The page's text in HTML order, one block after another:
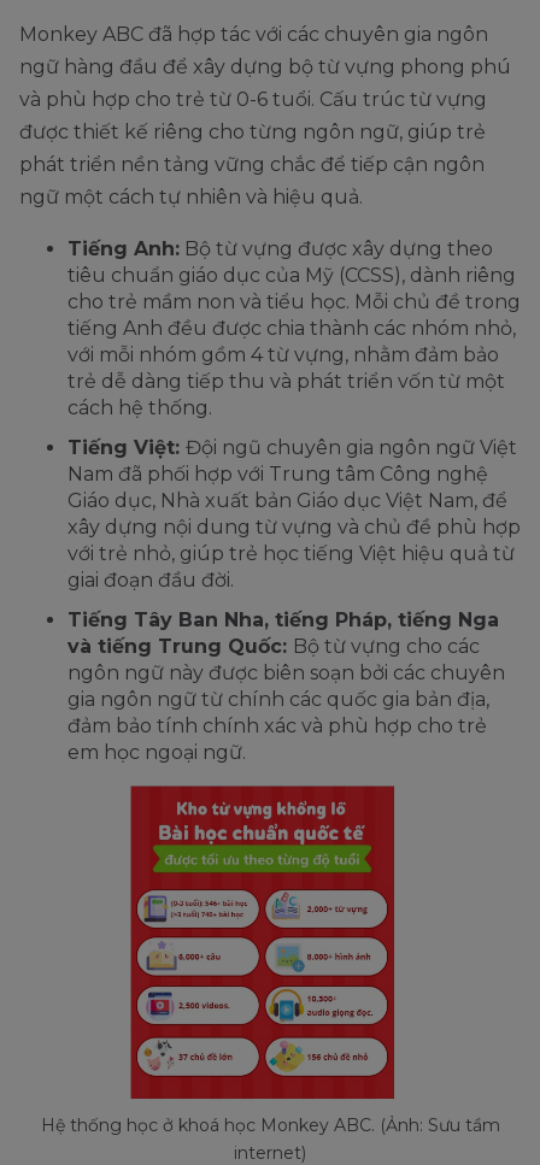
Monkey ABC đã hợp tác với các chuyên gia ngôn
ngữ hàng đầu để xây dựng bộ từ vựng phong phú
và phù hợp cho trẻ từ 0-6 tuổi. Cấu trúc từ vựng
được thiết kế riêng cho từng ngôn ngữ, giúp trẻ
phát triển nền tảng vững chắc để tiếp cận ngôn
ngữ một cách tự nhiên và hiệu quả.
Tiếng Anh: Bộ từ vựng được xây dựng theo
tiêu chuẩn giáo dục của Mỹ (CCSS), dành riêng
cho trẻ mầm non và tiểu học. Mỗi chủ đề trong
tiếng Anh đều được chia thành các nhóm nhỏ,
với mỗi nhóm gồm 4 từ vựng, nhằm đảm bảo
trẻ dễ dàng tiếp thu và phát triển vốn từ một
cách hệ thống.
Tiếng Việt: Đội ngũ chuyên gia ngôn ngữ Việt
Nam đã phối hợp với Trung tâm Công nghệ
Giáo dục, Nhà xuất bản Giáo dục Việt Nam, để
xây dựng nội dung từ vựng và chủ đề phù hợp
với trẻ nhỏ, giúp trẻ học tiếng Việt hiệu quả từ
giai đoạn đầu đời.
Tiếng Tây Ban Nha, tiếng Pháp, tiếng Nga
và tiếng Trung Quốc: Bộ từ vựng cho các
ngôn ngữ này được biên soạn bởi các chuyên
gia ngôn ngữ từ chính các quốc gia bản địa,
đảm bảo tính chính xác và phù hợp cho trẻ
em học ngoại ngữ.
Hệ thống học ở khoá học Monkey ABC. (Ảnh: Sưu tầm
internet)